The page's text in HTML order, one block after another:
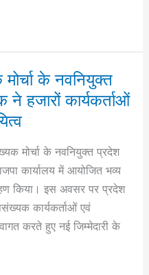
के नवनियुक्त
हजारों कार्यकर्ताओं
मोर्चा के नवनियुक्त प्रदेश
कार्यालय में आयोजित भव्य
किया। इस अवसर पर प्रदेश
कार्यकर्ताओं एवं
करते हुए नई जिम्मेदारी के